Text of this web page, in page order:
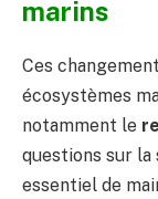
marins
Ces
écosystèmes
notamment le
questions sur la
essentiel de